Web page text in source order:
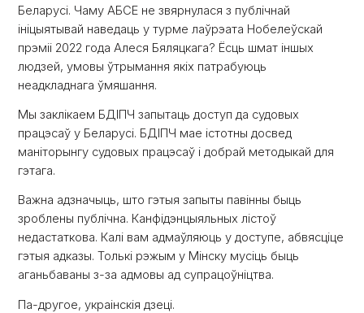
Беларусі. Чаму АБСЕ не звярнулася з публічнай
ініцыятывай наведаць у турме лаўрэата Нобелеўскай
прэміі 2022 года Алеся Бяляцкага? Ёсць шмат іншых
людзей, умовы ўтрымання якіх патрабуюць
неадкладнага ўмяшання.
Мы заклікаем БДІПЧ запытаць доступ да судовых
працэсаў у Беларусі. БДІПЧ мае істотны досвед
маніторынгу судовых працэсаў і добрай методыкай для
гэтага.
Важна адзначыць, што гэтыя запыты павінны быць
зроблены публічна. Канфідэнцыяльных лістоў
недастаткова. Калі вам адмаўляюць у доступе, абвясціце
гэтыя адказы. Толькі рэжым у Мінску мусіць быць
аганьбаваны з-за адмовы ад супрацоўніцтва.
Па-другое, украінскія дзеці.